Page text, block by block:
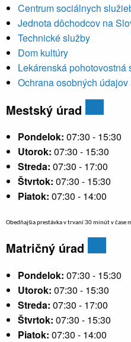
Centrum sociálnych
Jednota dôchodcov na
Technické služby
Dom kultúry
Lekárenská
Ochrana osobných
Mestský úrad
Pondelok: 07:30 - 15:30
Utorok: 07:30 - 15:30
Streda: 07:30 - 17:00
Štvrtok: 07:30 - 15:30
Piatok: 07:30 - 14:00
Obedňajšia prestávka v trvaní 30 minút v čase
Matričný úrad
Pondelok: 07:30 - 15:30
Utorok: 07:30 - 15:30
Streda: 07:30 - 17:00
Štvrtok: 07:30 - 15:30
Piatok: 07:30 - 14:00